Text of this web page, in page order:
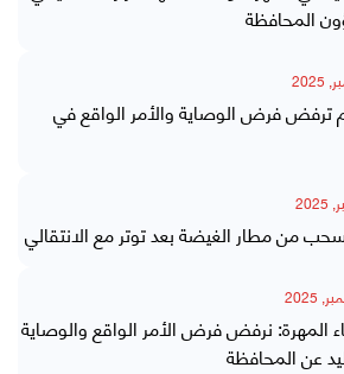
المحافظة
ترفض فرض الوصاية والأمر الواقع في
من مطار الغيضة بعد توتر مع الانتقالي
المهرة: نرفض فرض الأمر الواقع والوصاية
عن المحافظة